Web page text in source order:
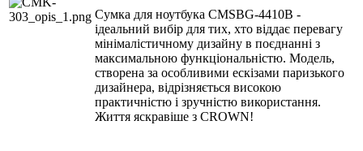
Сумка для ноутбука CMSBG-4410B -
ідеальний вибір для тих, хто віддає перевагу
мінімалістичному дизайну в поєднанні з
максимальною функціональністю. Модель,
створена за особливими ескізами паризького
дизайнера, відрізняється високою
практичністю і зручністю використання.
Життя яскравіше з CROWN!